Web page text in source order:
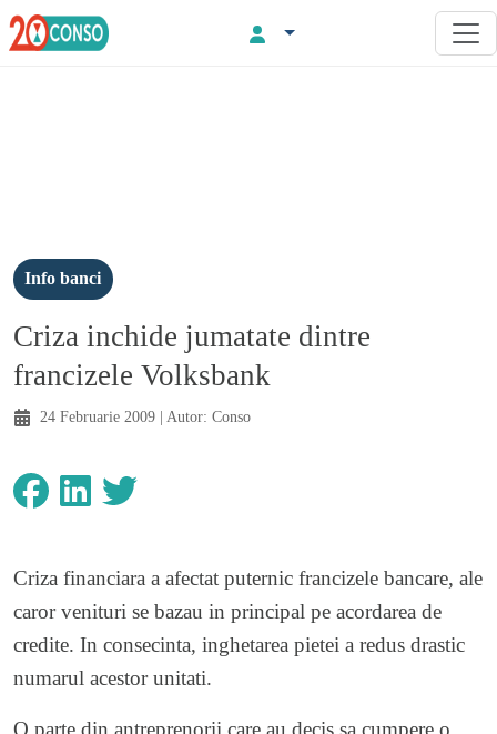
Info banci
Criza inchide jumatate dintre
francizele Volksbank
24 Februarie 2009 | Autor: Conso
Criza financiara a afectat puternic francizele bancare, ale
caror venituri se bazau in principal pe acordarea de
credite. In consecinta, inghetarea pietei a redus drastic
numarul acestor unitati.
O parte din antreprenorii care au decis sa cumpere o